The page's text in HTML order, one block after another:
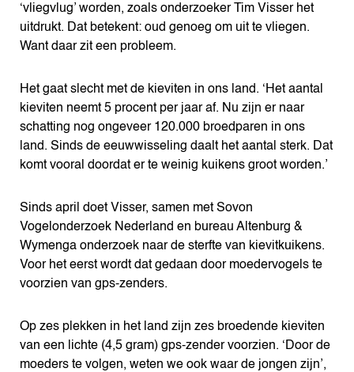
‘vliegvlug’ worden, zoals onderzoeker Tim Visser het
uitdrukt. Dat betekent: oud genoeg om uit te vliegen.
Want daar zit een probleem.
Het gaat slecht met de kieviten in ons land. ‘Het aantal
kieviten neemt 5 procent per jaar af. Nu zijn er naar
schatting nog ongeveer 120.000 broedparen in ons
land. Sinds de eeuwwisseling daalt het aantal sterk. Dat
komt vooral doordat er te weinig kuikens groot worden.’
Sinds april doet Visser, samen met Sovon
Vogelonderzoek Nederland en bureau Altenburg &
Wymenga onderzoek naar de sterfte van kievitkuikens.
Voor het eerst wordt dat gedaan door moedervogels te
voorzien van gps-zenders.
Op zes plekken in het land zijn zes broedende kieviten
van een lichte (4,5 gram) gps-zender voorzien. ‘Door de
moeders te volgen, weten we ook waar de jongen zijn’,